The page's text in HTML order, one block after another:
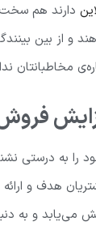
دارند هم
و از بین
را به درستی
هدف و
می‌یابد و به